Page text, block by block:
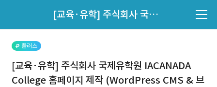
[교육·유학] 주식회사 국제유학원 IACANADA College 홈페이지 제작 (WordPress CMS & 브랜딩)
지원자 목록 바로가기
플러스
[교육·유학] 주식회사 국제유학원 IACANADA
College 홈페이지 제작 (WordPress CMS & 브